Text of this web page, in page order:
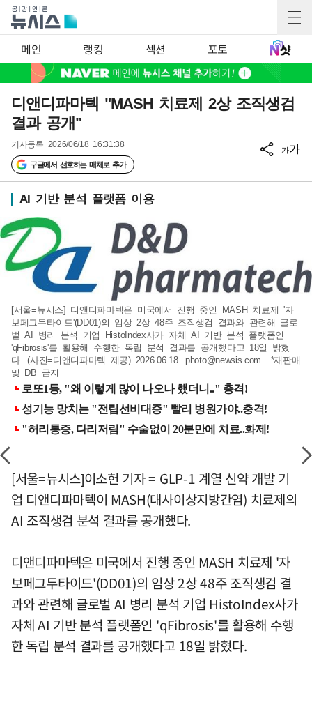
메인 랭킹 섹션 포토
디앤디파마텍 "MASH 치료제 2상 조직생검
결과 공개"
기사등록 2026/06/18 16:31:38
구글에서 선호하는 매체로 추가
가가
AI 기반 분석 플랫폼 이용
[서울=뉴시스] 디앤디파마텍은 미국에서 진행 중인 MASH 치료제 '자
보페그두타이드'(DD01)의 임상 2상 48주 조직생검 결과와 관련해 글로
벌 AI 병리 분석 기업 HistoIndex사가 자체 AI 기반 분석 플랫폼인
'qFibrosis'를 활용해 수행한 독립 분석 결과를 공개했다고 18일 밝혔
다. (사진=디앤디파마텍 제공) 2026.06.18. photo@newsis.com *재판매
및 DB 금지
[서울=뉴시스]이소헌 기자 = GLP-1 계열 신약 개발 기
업 디앤디파마텍이 MASH(대사이상지방간염) 치료제의
AI 조직생검 분석 결과를 공개했다.
디앤디파마텍은 미국에서 진행 중인 MASH 치료제 '자
보페그두타이드'(DD01)의 임상 2상 48주 조직생검 결
과와 관련해 글로벌 AI 병리 분석 기업 HistoIndex사가
자체 AI 기반 분석 플랫폼인 'qFibrosis'를 활용해 수행
한 독립 분석 결과를 공개했다고 18일 밝혔다.